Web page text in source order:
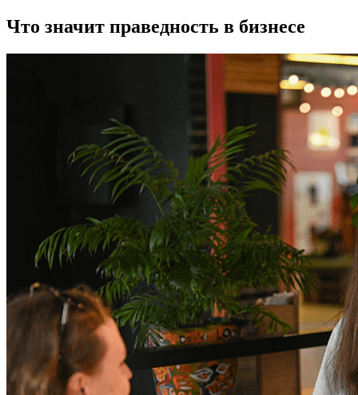
Что значит праведность в бизнесе